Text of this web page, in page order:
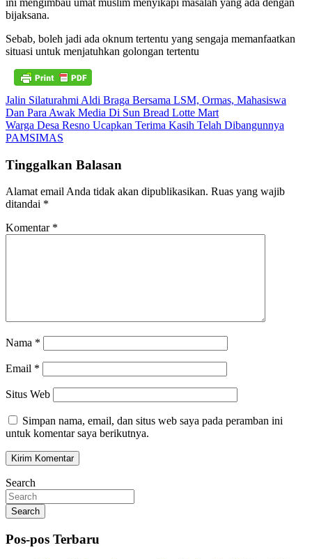
bijaksana.
Sebab, boleh jadi ada oknum tertentu yang sengaja memanfaatkan
situasi untuk menjatuhkan golongan tertentu
Navigasi
pos
Jalin Silaturahmi Aldi Braga Bersama LSM, Ormas, Mahasiswa
Dan Para Awak Media Di Sun Bread Lotte Mart
Warga Desa Resno Ucapkan Terima Kasih Telah Dibangunnya
PAMSIMAS
Tinggalkan Balasan
Alamat email Anda tidak akan dipublikasikan. Ruas yang wajib
ditandai *
Komentar *
Nama *
Email *
Situs Web
Simpan nama, email, dan situs web saya pada peramban ini
untuk komentar saya berikutnya.
Search
Search
Pos-pos Terbaru